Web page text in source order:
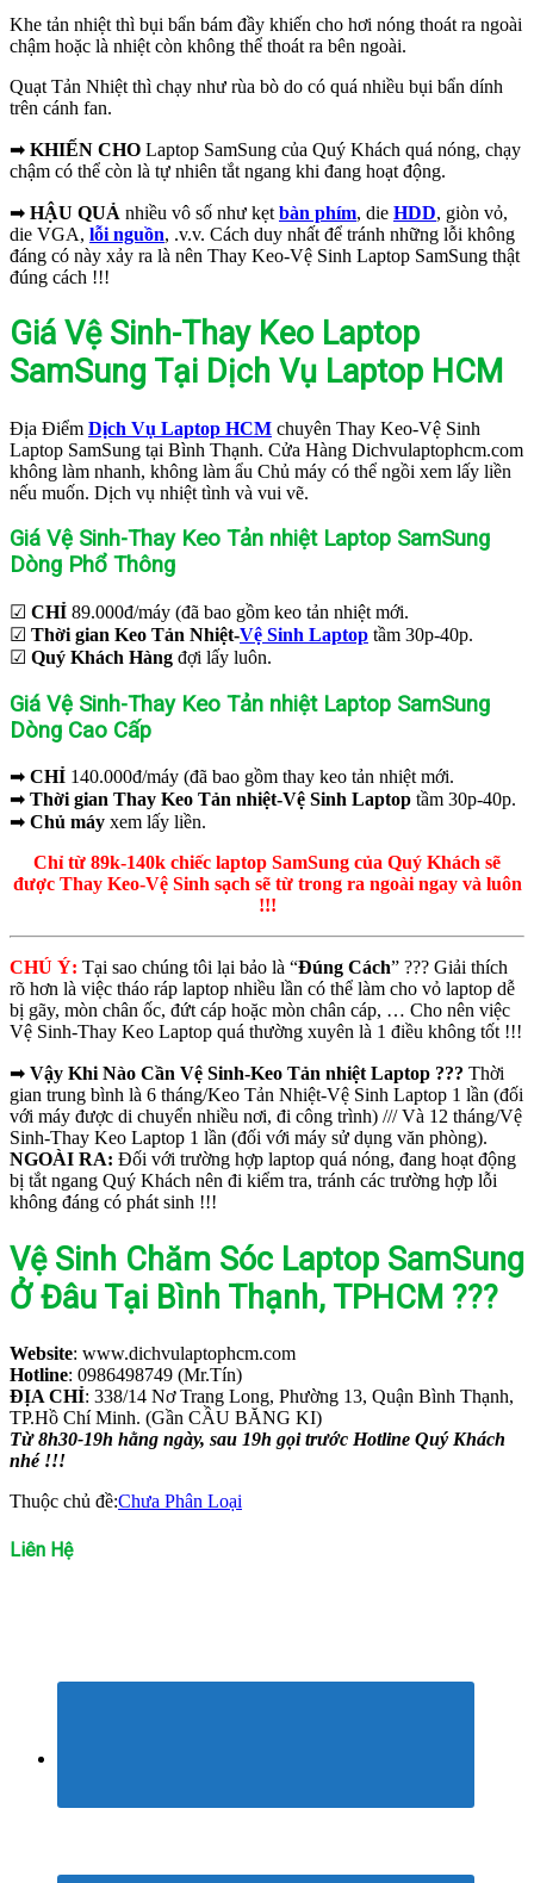
Khe tản nhiệt thì bụi bẩn bám đầy khiến cho hơi nóng thoát ra ngoài
chậm hoặc là nhiệt còn không thể thoát ra bên ngoài.
Quạt Tản Nhiệt thì chạy như rùa bò do có quá nhiều bụi bẩn dính
trên cánh fan.
➡ KHIẾN CHO Laptop SamSung của Quý Khách quá nóng, chạy
chậm có thể còn là tự nhiên tắt ngang khi đang hoạt động.
➡ HẬU QUẢ nhiều vô số như kẹt bàn phím, die HDD, giòn vỏ,
die VGA, lỗi nguồn, .v.v. Cách duy nhất để tránh những lỗi không
đáng có này xảy ra là nên Thay Keo-Vệ Sinh Laptop SamSung thật
đúng cách !!!
Giá Vệ Sinh-Thay Keo Laptop
SamSung Tại Dịch Vụ Laptop HCM
Địa Điểm Dịch Vụ Laptop HCM chuyên Thay Keo-Vệ Sinh
Laptop SamSung tại Bình Thạnh. Cửa Hàng Dichvulaptophcm.com
không làm nhanh, không làm ẩu Chủ máy có thể ngồi xem lấy liền
nếu muốn. Dịch vụ nhiệt tình và vui vẽ.
Giá Vệ Sinh-Thay Keo Tản nhiệt Laptop SamSung
Dòng Phổ Thông
☑ CHỈ 89.000đ/máy (đã bao gồm keo tản nhiệt mới.
☑ Thời gian Keo Tản Nhiệt-Vệ Sinh Laptop tầm 30p-40p.
☑ Quý Khách Hàng đợi lấy luôn.
Giá Vệ Sinh-Thay Keo Tản nhiệt Laptop SamSung
Dòng Cao Cấp
➡ CHỈ 140.000đ/máy (đã bao gồm thay keo tản nhiệt mới.
➡ Thời gian Thay Keo Tản nhiệt-Vệ Sinh Laptop tầm 30p-40p.
➡ Chủ máy xem lấy liền.
Chỉ từ 89k-140k chiếc laptop SamSung của Quý Khách sẽ
được Thay Keo-Vệ Sinh sạch sẽ từ trong ra ngoài ngay và luôn
!!!
CHÚ Ý: Tại sao chúng tôi lại bảo là “Đúng Cách” ??? Giải thích
rõ hơn là việc tháo ráp laptop nhiều lần có thể làm cho vỏ laptop dễ
bị gãy, mòn chân ốc, đứt cáp hoặc mòn chân cáp, … Cho nên việc
Vệ Sinh-Thay Keo Laptop quá thường xuyên là 1 điều không tốt !!!
➡ Vậy Khi Nào Cần Vệ Sinh-Keo Tản nhiệt Laptop ??? Thời
gian trung bình là 6 tháng/Keo Tản Nhiệt-Vệ Sinh Laptop 1 lần (đối
với máy được di chuyển nhiều nơi, đi công trình) /// Và 12 tháng/Vệ
Sinh-Thay Keo Laptop 1 lần (đối với máy sử dụng văn phòng).
NGOÀI RA: Đối với trường hợp laptop quá nóng, đang hoạt động
bị tắt ngang Quý Khách nên đi kiểm tra, tránh các trường hợp lỗi
không đáng có phát sinh !!!
Vệ Sinh Chăm Sóc Laptop SamSung
Ở Đâu Tại Bình Thạnh, TPHCM ???
Website: www.dichvulaptophcm.com
Hotline: 0986498749 (Mr.Tín)
ĐỊA CHỈ: 338/14 Nơ Trang Long, Phường 13, Quận Bình Thạnh,
TP.Hồ Chí Minh. (Gần CẦU BĂNG KI)
Từ 8h30-19h hằng ngày, sau 19h gọi trước Hotline Quý Khách
nhé !!!
Thuộc chủ đề:Chưa Phân Loại
Liên Hệ